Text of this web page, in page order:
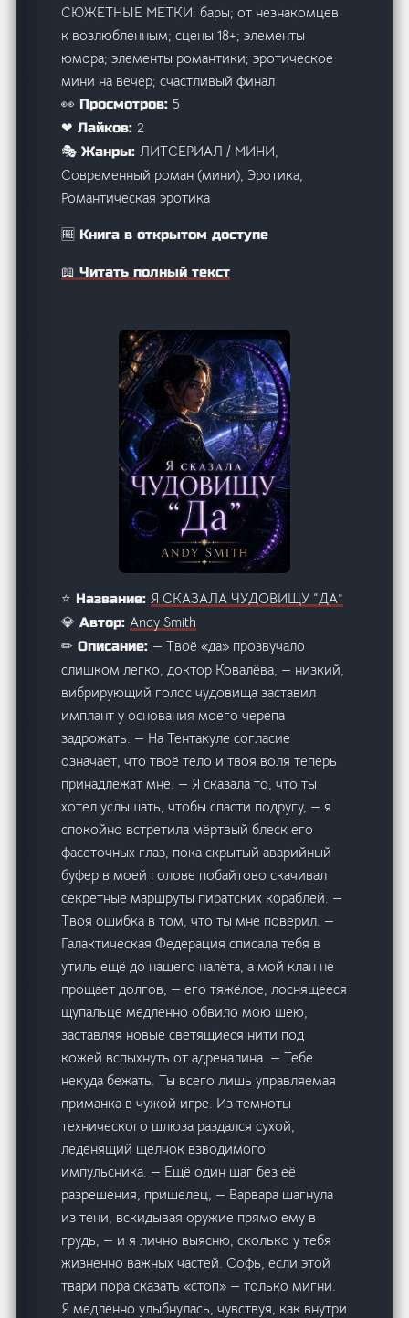
СЮЖЕТНЫЕ МЕТКИ: бары; от незнакомцев
к возлюбленным; сцены 18+; элементы
юмора; элементы романтики; эротическое
мини на вечер; счастливый финал
👀 Просмотров: 5
❤ Лайков:2
🎭 Жанры:ЛИТСЕРИАЛ / МИНИ,
Современный роман (мини), Эротика,
Романтическая эротика
🆓 Книга в открытом доступе
📖 Читать полный текст
⭐ Название: Я СКАЗАЛА ЧУДОВИЩУ “ДА”
💎 Автор: Andy Smith
✏ Описание: — Твоё «да» прозвучало
слишком легко, доктор Ковалёва, — низкий,
вибрирующий голос чудовища заставил
имплант у основания моего черепа
задрожать. — На Тентакуле согласие
означает, что твоё тело и твоя воля теперь
принадлежат мне. — Я сказала то, что ты
хотел услышать, чтобы спасти подругу, — я
спокойно встретила мёртвый блеск его
фасеточных глаз, пока скрытый аварийный
буфер в моей голове побайтово скачивал
секретные маршруты пиратских кораблей. —
Твоя ошибка в том, что ты мне поверил. —
Галактическая Федерация списала тебя в
утиль ещё до нашего налёта, а мой клан не
прощает долгов, — его тяжёлое, лоснящееся
щупальце медленно обвило мою шею,
заставляя новые светящиеся нити под
кожей вспыхнуть от адреналина. — Тебе
некуда бежать. Ты всего лишь управляемая
приманка в чужой игре. Из темноты
технического шлюза раздался сухой,
леденящий щелчок взводимого
импульсника. — Ещё один шаг без её
разрешения, пришелец, — Варвара шагнула
из тени, вскидывая оружие прямо ему в
грудь, — и я лично выясню, сколько у тебя
жизненно важных частей. Софь, если этой
твари пора сказать «стоп» — только мигни.
Я медленно улыбнулась, чувствуя, как внутри